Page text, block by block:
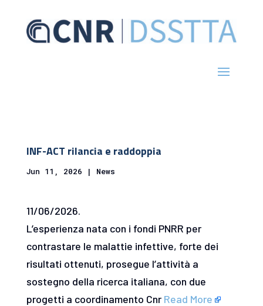
INF-ACT rilancia e raddoppia
Jun 11, 2026 | News
11/06/2026.
L’esperienza nata con i fondi PNRR per
contrastare le malattie infettive, forte dei
risultati ottenuti, prosegue l’attività a
sostegno della ricerca italiana, con due
progetti a coordinamento Cnr Read More